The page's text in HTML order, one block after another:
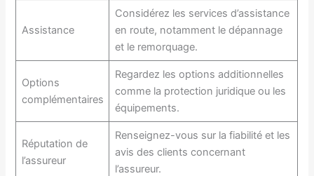
Assistance
Considérez les services d’assistance
en route, notamment le dépannage
et le remorquage.
Options
complémentaires
Regardez les options additionnelles
comme la protection juridique ou les
équipements.
Réputation de
l’assureur
Renseignez-vous sur la fiabilité et les
avis des clients concernant
l’assureur.